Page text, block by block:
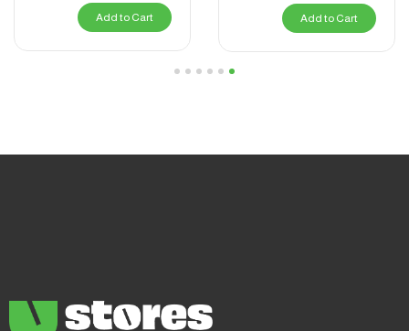
Add to Cart
Add to Cart
1
2